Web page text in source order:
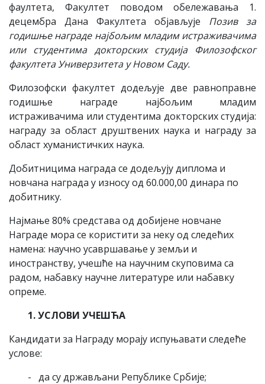
фаултета, Факултет поводом обележавања 1.
децембра Дана Факултета објављује Позив за
годишње награде најбољим младим истраживачима
или студентима докторских студија Филозофског
факултета Универзитета у Новом Саду.
Филозофски факултет додељује две равноправне
годишње награде најбољим младим
истраживачима или студентима докторских студија:
награду за област друштвених наука и награду за
област хуманистичких наука.
Добитницима награда се додељују диплома и
новчана награда у износу oд 60.000,00 динара по
добитнику.
Најмање 80% средстава од добијене новчане
Награде мора се користити за неку од следећих
намена: научно усавршавање у земљи и
иностранству, учешће на научним скуповима са
радом, набавку научне литературе или набавку
опреме.
1. УСЛОВИ УЧЕШЋА
Кандидати за Награду морају испуњавати следеће
услове:
- да су држављани Републике Србије;